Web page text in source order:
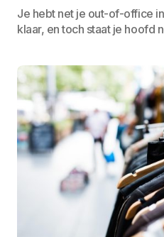
Je hebt net je out-of-office
klaar, en toch staat je hoofd